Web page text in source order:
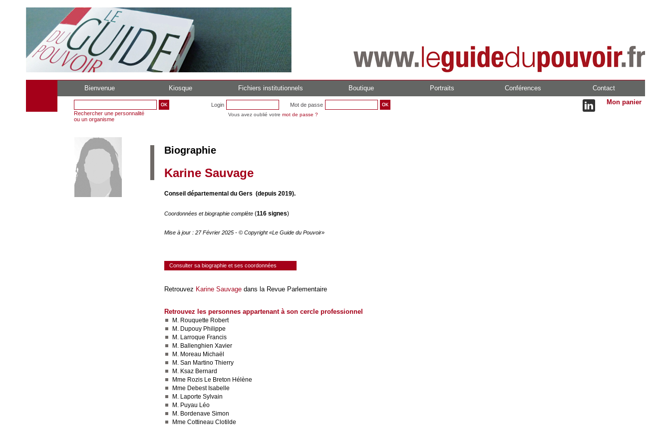
Bienvenue Kiosque Fichiers institutionnels Boutique Portraits Conférences Contact
Rechercher une personnalité
ou un organisme
Login Mot de passe
Vous avez oublié votre mot de passe ?
Mon panier
Biographie
Karine Sauvage
Conseil départemental du Gers (depuis 2019).
Coordonnées et biographie complète (116 signes)
Mise à jour : 27 Février 2025 - © Copyright «Le Guide du Pouvoir»
Consulter sa biographie et ses coordonnées
Retrouvez Karine Sauvage dans la Revue Parlementaire
Retrouvez les personnes appartenant à son cercle professionnel
M. Rouquette Robert
M. Dupouy Philippe
M. Larroque Francis
M. Ballenghien Xavier
M. Moreau Michaël
M. San Martino Thierry
M. Ksaz Bernard
Mme Rozis Le Breton Hélène
Mme Debest Isabelle
M. Laporte Sylvain
M. Puyau Léo
M. Bordenave Simon
Mme Cottineau Clotilde